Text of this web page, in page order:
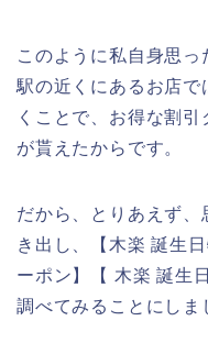
このように私自身思っ
駅の近くにあるお店で
くことで、お得な割
が貰えたからです。
だから、とりあえず
き出し、【木楽 誕生
ーポン】【 木楽 誕生
調べてみることにしま